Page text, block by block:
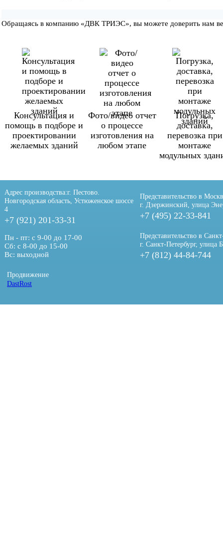
Обращаясь в компанию «ДВК ТРИЭС», вы можете доверить нам
Консультация и
помощь в подборе и
проектировании
желаемых зданий
Фото/видео отчет
о процессе
изготовления на
любом этапе
Погрузка,
доставка,
перевозка при
монтаже
модульных
Адрес производства:г. Пестово.
Новгородская область, Устюженское шоссе
4
+7 (921) 201-33-31
Представительство в
г. Дзержинский, улица
+7 (495) 22-33-841
Пн - пт: с 9-00 до 17-00
Сб: с 8-00 до 15-00
Вс: выходной
Представительство в
г. Санкт-Петербург, улица
+7 (812) 44-84-744
Продвижение
DastRost